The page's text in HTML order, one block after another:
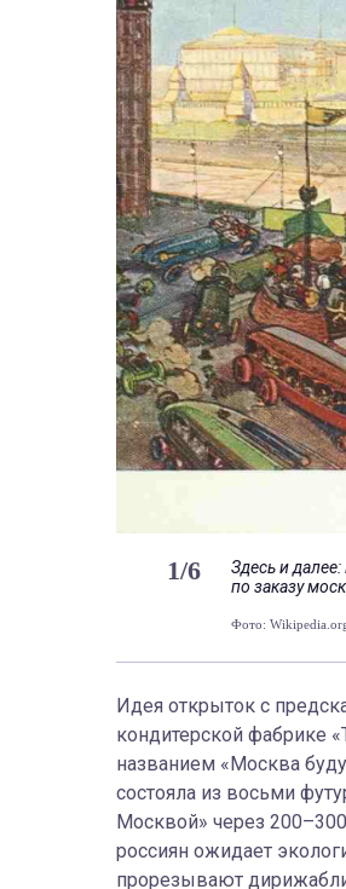
1/6
Здесь и
по заказу
Фото:
Идея открыток с
кондитерской фабрике
названием «Москва
состояла из восьми
Москвой» через
россиян ожидает
прорезывают